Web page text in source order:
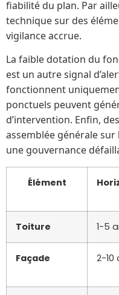
fiabilité du plan. Par
technique sur des
vigilance accrue.
La faible dotation du
est un autre signal
fonctionnent
ponctuels peuvent
d’intervention. Enfin,
assemblée générale
une gouvernance
Élément
Toiture 1-5
Façade 2-10